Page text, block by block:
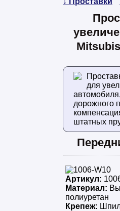
для
дорожного
штатных
Артикул:
Материал:
полиуретан
Крепеж: